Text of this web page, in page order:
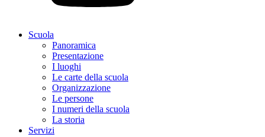
Scuola
Panoramica
Presentazione
I luoghi
Le carte della scuola
Organizzazione
Le persone
I numeri della scuola
La storia
Servizi